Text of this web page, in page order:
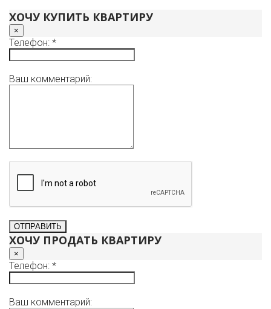
ХОЧУ КУПИТЬ КВАРТИРУ
×
Телефон: *
Ваш комментарий:
ХОЧУ ПРОДАТЬ КВАРТИРУ
×
Телефон: *
Ваш комментарий: